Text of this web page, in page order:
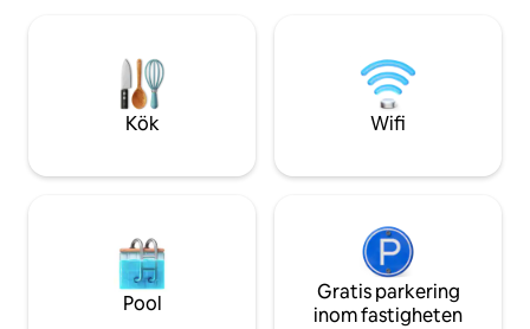
boka din vistelse i paradiset
med kärlek,
havet.
Kök Wifi
Pool
Gratis parkering
inom fastigheten